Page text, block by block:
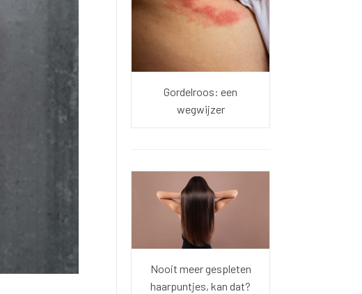
Gordelroos: een
wegwijzer
Nooit meer gespleten
haarpuntjes, kan dat?